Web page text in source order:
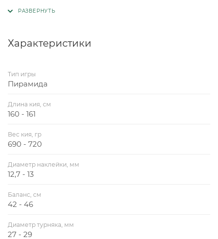
Характеристики
Тип игры
Пирамида
Длина кия, см
160 - 161
Вес кия, гр
690 - 720
Диаметр наклейки, мм
12,7 - 13
Баланс, см
42 - 46
Диаметр турняка, мм
27 - 29